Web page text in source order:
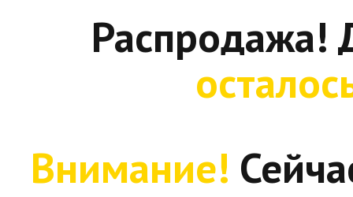
Распродажа!
Внимание!